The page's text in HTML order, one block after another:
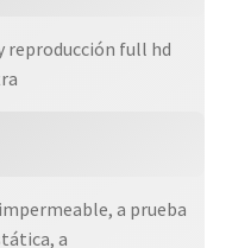
reproducción full hd
a prueba
a